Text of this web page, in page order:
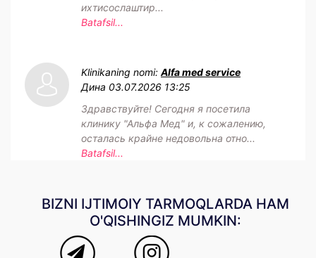
ихтисослаштир...
Batafsil...
Klinikaning nomi: Alfa med service
Дина 03.07.2026 13:25
Здравствуйте! Сегодня я посетила
клинику "Альфа Мед" и, к сожалению,
осталась крайне недовольна отно...
Batafsil...
BIZNI IJTIMOIY TARMOQLARDA HAM
O'QISHINGIZ MUMKIN: